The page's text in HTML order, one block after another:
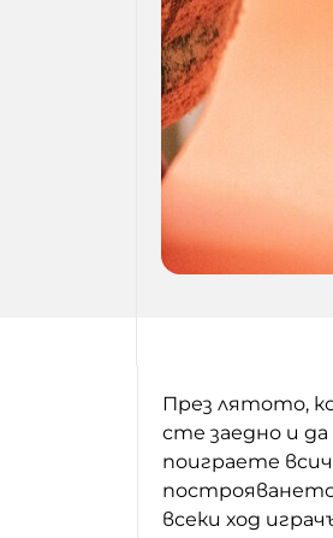
През лятото,
сте заедно и
поиграете
построяването
всеки ход